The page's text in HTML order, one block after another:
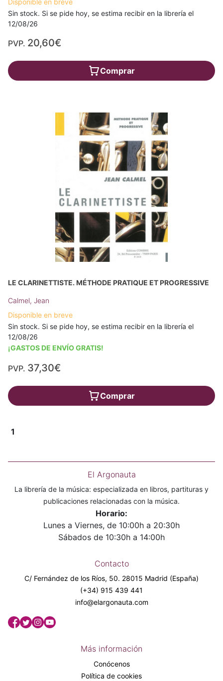
Disponible en breve
Sin stock. Si se pide hoy, se estima recibir en la librería el
12/08/26
PVP. 20,60€
Comprar
LE CLARINETTISTE. MÉTHODE PRATIQUE ET PROGRESSIVE
Calmel, Jean
Disponible en breve
Sin stock. Si se pide hoy, se estima recibir en la librería el
12/08/26
¡GASTOS DE ENVÍO GRATIS!
PVP. 37,30€
Comprar
1
El Argonauta
La librería de la música: especializada en libros, partituras y
publicaciones relacionadas con la música.
Horario:
Lunes a Viernes, de 10:00h a 20:30h
Sábados de 10:30h a 14:00h
Contacto
C/ Fernández de los Ríos, 50. 28015 Madrid (España)
(+34) 915 439 441
info@elargonauta.com
Más información
Conócenos
Política de cookies